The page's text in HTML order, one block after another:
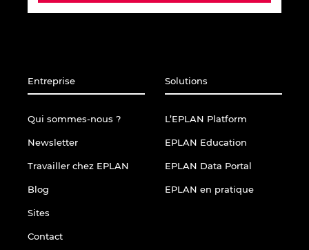
Entreprise
Qui sommes-nous ?
Newsletter
Travailler chez EPLAN
Blog
Sites
Contact
Solutions
L’EPLAN Platform
EPLAN Education
EPLAN Data Portal
EPLAN en pratique
Malaysia
Mexico
Netherlands
New Zealand